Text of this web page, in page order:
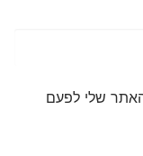
שלי לפעם